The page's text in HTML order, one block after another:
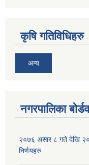
कृषि गतिविधिहरु
अन्य
नगरपालिका
२०७६ असार ८ गते देखि
निर्णयहरु